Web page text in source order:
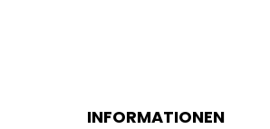
INFORMATIONEN